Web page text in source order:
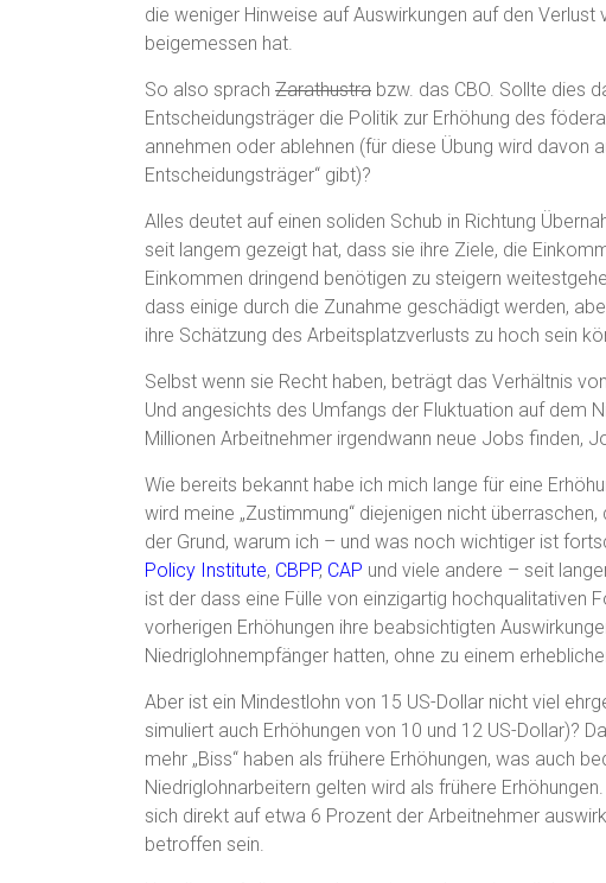
die weniger Hinweise auf Auswirkungen auf den
beigemessen hat.
So also sprach Zarathustra bzw. das CBO. Sollte dies
Entscheidungsträger die Politik zur Erhöhung des
annehmen oder ablehnen (für diese Übung wird davon
Entscheidungsträger“ gibt)?
Alles deutet auf einen soliden Schub in Richtung
seit langem gezeigt hat, dass sie ihre Ziele, die
Einkommen dringend benötigen zu steigern
dass einige durch die Zunahme geschädigt werden,
ihre Schätzung des Arbeitsplatzverlusts zu hoch sein
Selbst wenn sie Recht haben, beträgt das Verhältnis
Und angesichts des Umfangs der Fluktuation auf dem
Millionen Arbeitnehmer irgendwann neue Jobs finden,
Wie bereits bekannt habe ich mich lange für eine
wird meine „Zustimmung“ diejenigen nicht
der Grund, warum ich – und was noch wichtiger ist
Policy Institute, CBPP, CAP und viele andere – seit
ist der dass eine Fülle von einzigartig hochqualitativen
vorherigen Erhöhungen ihre beabsichtigten
Niedriglohnempfänger hatten, ohne zu einem
Aber ist ein Mindestlohn von 15 US-Dollar nicht viel
simuliert auch Erhöhungen von 10 und 12 US-Dollar)?
mehr „Biss“ haben als frühere Erhöhungen, was auch
Niedriglohnarbeitern gelten wird als frühere
sich direkt auf etwa 6 Prozent der Arbeitnehmer
betroffen sein.